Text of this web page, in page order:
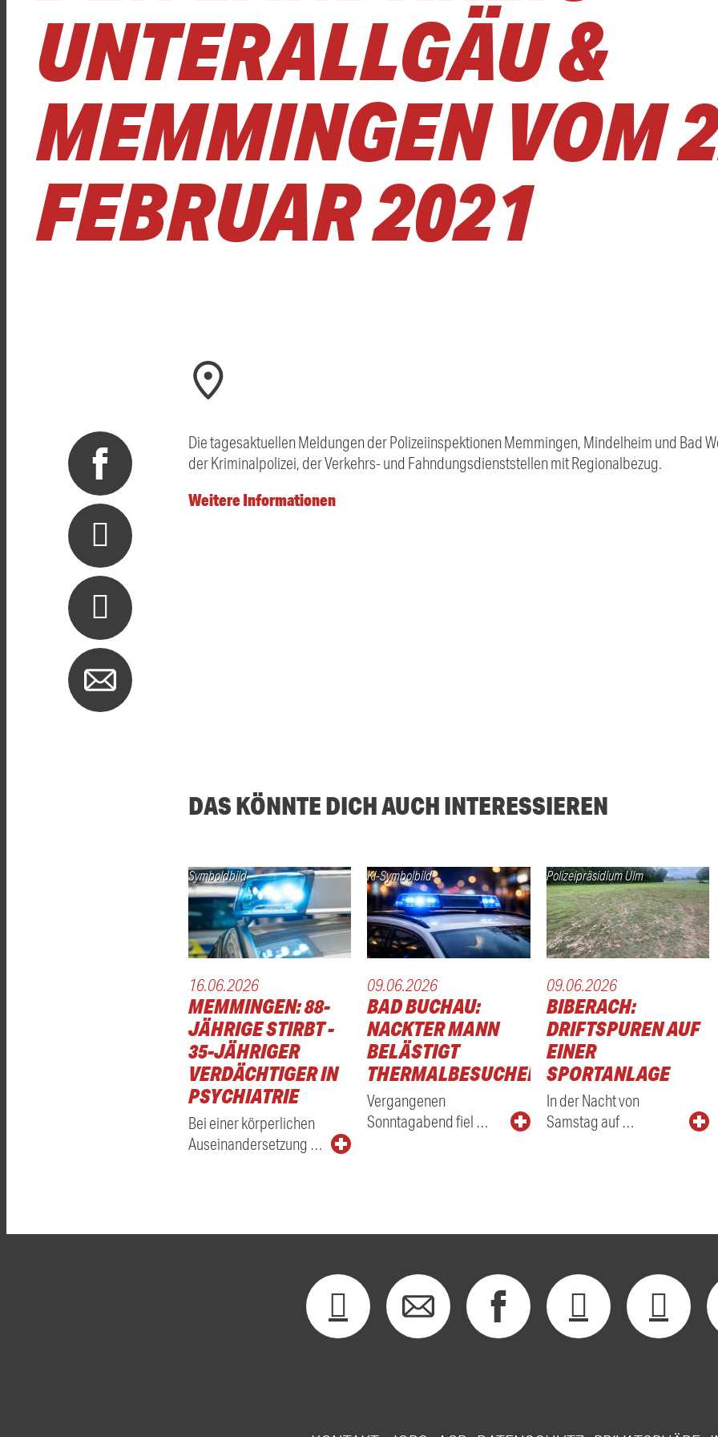
UNTERALLGÄU &
MEMMINGEN VOM
FEBRUAR 2021
Die tagesaktuellen Meldungen der Polizeiinspektionen Memmingen, Mindelheim und Bad
der Kriminalpolizei, der Verkehrs- und Fahndungsdienststellen mit Regionalbezug.
Weitere Informationen
DAS KÖNNTE DICH AUCH INTERESSIEREN
Symboldbild
16.06.2026
MEMMINGEN: 88-
JÄHRIGE STIRBT -
35-JÄHRIGER
VERDÄCHTIGER IN
PSYCHIATRIE
Bei einer körperlichen
Auseinandersetzung …
KI-Symbolbild
09.06.2026
BAD BUCHAU:
NACKTER MANN
BELÄSTIGT
THERMALBESUCHER
Vergangenen
Sonntagabend fiel …
Polizeipräsidium Ulm
09.06.2026
BIBERACH:
DRIFTSPUREN AUF
EINER
SPORTANLAGE
In der Nacht von
Samstag auf …